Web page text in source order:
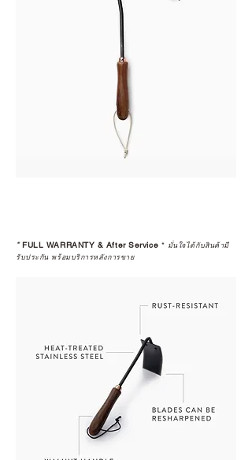
*FULL WARRANTY & After Service * มั่นใจได้กับสินค้ามี
รับประกัน พร้อมบริการหลังการขาย